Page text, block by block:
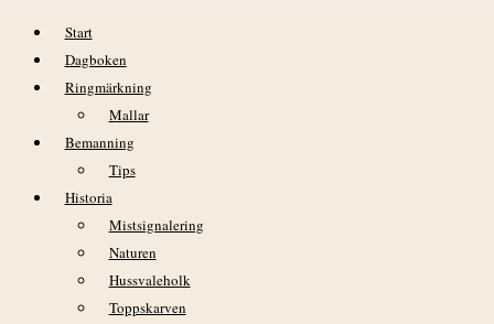
Hoppa till innehåll
Start
Dagboken
Ringmärkning
Mallar
Bemanning
Tips
Historia
Mistsignalering
Naturen
Hussvaleholk
Toppskarven
LÖRDAG 26 MAJ 2018
DAGBOK NIDINGENS FÅGELSTATION – LÖRDAG 26
MAJ 2018